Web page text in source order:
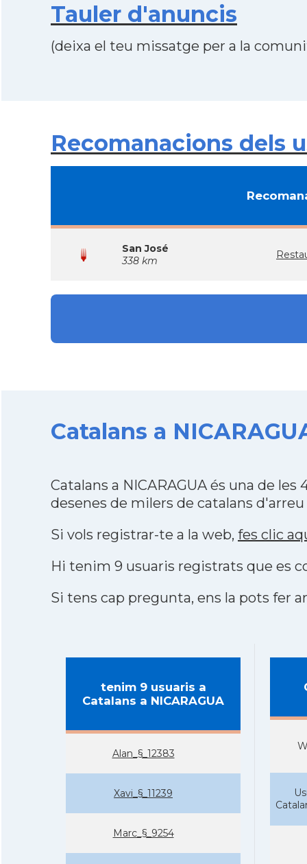
Tauler d'anuncis
(deixa el teu missatge per a la
Recomanacions dels
San José
338 km
Catalans a
Catalans a NICARAGUA és una de
desenes de milers de catalans
Si vols registrar-te a la web, fes clic
Hi tenim 9 usuaris registrats que es
Si tens cap pregunta, ens la pots fer
tenim 9 usuaris a
Catalans a NICARAGUA
Alan_§_12383
Xavi_§_11239
Marc_§_9254